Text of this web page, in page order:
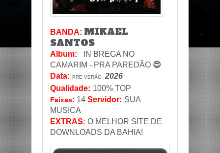
BANDA: MIKAEL
SANTOS
Album:
IN BREGA NO
CAMARIM - PRA PAREDÃO 😍
Data: PRE VERÃO 2026
Qualidade: 100% TOP
Faixas: 14 Servidor: SUA
MUSICA
EXTRAS: O MELHOR SITE DE
DOWNLOADS DA BAHIA!